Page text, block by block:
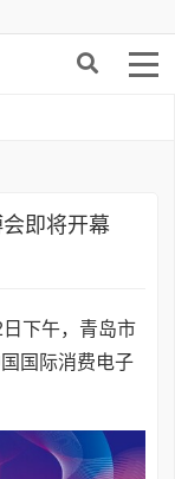
即将开幕
下午，青岛市
国际消费电子